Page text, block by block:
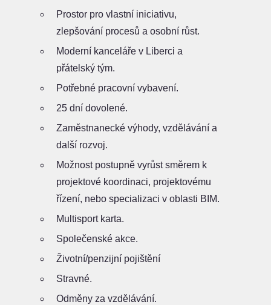
Prostor pro vlastní iniciativu,
zlepšování procesů a osobní růst.
Moderní kanceláře v Liberci a
přátelský tým.
Potřebné pracovní vybavení.
25 dní dovolené.
Zaměstnanecké výhody, vzdělávání a
další rozvoj.
Možnost postupně vyrůst směrem k
projektové koordinaci, projektovému
řízení, nebo specializaci v oblasti BIM.
Multisport karta.
Společenské akce.
Životní/penzijní pojištění
Stravné.
Odměny za vzdělávání.